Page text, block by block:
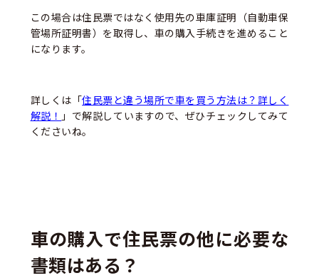
この場合は住民票ではなく使用先の車庫証明（自動車保
管場所証明書）を取得し、車の購入手続きを進めること
になります。
詳しくは「住民票と違う場所で車を買う方法は？詳しく
解説！ 」で解説していますので、ぜひチェックしてみて
くださいね。
車の購入で住民票の他に必要な
書類はある？